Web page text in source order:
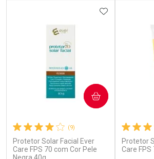
Ativar Desconto Ativar
(9)
Protetor Solar Facial Ever
Care FPS 70 com Cor Pele
ADICIONAR
COMPRAR
Protetor
Care FPS